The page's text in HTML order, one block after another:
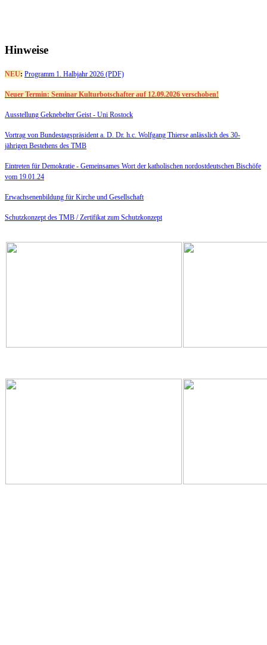
Hinweise
NEU: Programm 1. Halbjahr 2026 (PDF)
Neuer Termin: Seminar Kulturbotschafter auf 12.09.2026 verschoben!
Ausstellung Geknebelter Geist - Uni Rostock
Vortrag von Bundestagspräsident a. D. Dr. h.c. Wolfgang Thierse anlässlich des 30-
jährigen Bestehens des TMB
Eintreten für Demokratie - Gemeinsames Wort der katholischen nordostdeutschen Bischöfe
vom 19.01.24
Erwachsenenbildung für Kirche und Gesellschaft
Schutzkonzept des TMB / Zertifikat zum Schutzkonzept